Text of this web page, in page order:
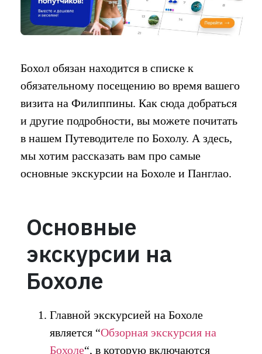
Бохол обязан находится в списке к
обязательному посещению во время вашего
визита на Филиппины. Как сюда добраться
и другие подробности, вы можете почитать
в нашем Путеводителе по Бохолу. А здесь,
мы хотим рассказать вам про самые
основные экскурсии на Бохоле и Панглао.
Основные
экскурсии на
Бохоле
Главной экскурсией на Бохоле
является “Обзорная экскурсия на
Бохоле“, в которую включаются